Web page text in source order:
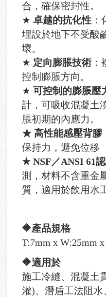
合，確保密封性。
★ 卓越的抗化性
埋設於地下不受酸
壞。
★ 定向膨脹技術：
控制膨脹方向。
★ 可控制的膨脹壓
計，可吸收混凝土
脹初期的內應力。
★ 高性能感壓背膠
保持力，避免位移
★ NSF／ANSI 61認
測，材料不含重金
質，適用於飲用水
🔶產品規格
T:7mm x W:25mm
🔶適用於
施工冷縫、混凝土
灌)、潛盾工法阻